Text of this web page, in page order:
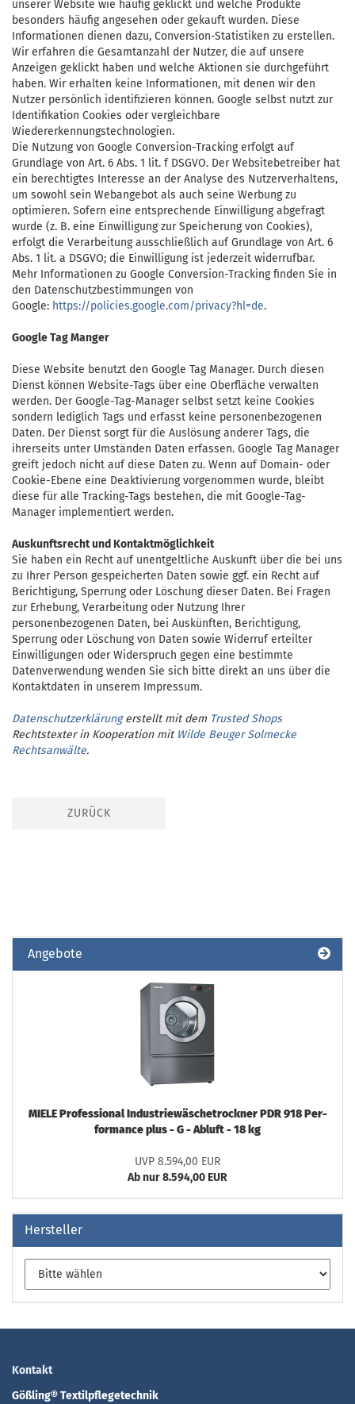
unserer Website wie häufig geklickt und welche Produkte
besonders häufig angesehen oder gekauft wurden. Diese
Informationen dienen dazu, Conversion-Statistiken zu erstellen.
Wir erfahren die Gesamtanzahl der Nutzer, die auf unsere
Anzeigen geklickt haben und welche Aktionen sie durchgeführt
haben. Wir erhalten keine Informationen, mit denen wir den
Nutzer persönlich identifizieren können. Google selbst nutzt zur
Identifikation Cookies oder vergleichbare
Wiedererkennungstechnologien.
Die Nutzung von Google Conversion-Tracking erfolgt auf
Grundlage von Art. 6 Abs. 1 lit. f DSGVO. Der Websitebetreiber hat
ein berechtigtes Interesse an der Analyse des Nutzerverhaltens,
um sowohl sein Webangebot als auch seine Werbung zu
optimieren. Sofern eine entsprechende Einwilligung abgefragt
wurde (z. B. eine Einwilligung zur Speicherung von Cookies),
erfolgt die Verarbeitung ausschließlich auf Grundlage von Art. 6
Abs. 1 lit. a DSGVO; die Einwilligung ist jederzeit widerrufbar.
Mehr Informationen zu Google Conversion-Tracking finden Sie in
den Datenschutzbestimmungen von
Google: https://policies.google.com/privacy?hl=de.
Google Tag Manger
Diese Website benutzt den Google Tag Manager. Durch diesen
Dienst können Website-Tags über eine Oberfläche verwalten
werden. Der Google-Tag-Manager selbst setzt keine Cookies
sondern lediglich Tags und erfasst keine personenbezogenen
Daten. Der Dienst sorgt für die Auslösung anderer Tags, die
ihrerseits unter Umständen Daten erfassen. Google Tag Manager
greift jedoch nicht auf diese Daten zu. Wenn auf Domain- oder
Cookie-Ebene eine Deaktivierung vorgenommen wurde, bleibt
diese für alle Tracking-Tags bestehen, die mit Google-Tag-
Manager implementiert werden.
Auskunftsrecht und Kontaktmöglichkeit
Sie haben ein Recht auf unentgeltliche Auskunft über die bei uns
zu Ihrer Person gespeicherten Daten sowie ggf. ein Recht auf
Berichtigung, Sperrung oder Löschung dieser Daten. Bei Fragen
zur Erhebung, Verarbeitung oder Nutzung Ihrer
personenbezogenen Daten, bei Auskünften, Berichtigung,
Sperrung oder Löschung von Daten sowie Widerruf erteilter
Einwilligungen oder Widerspruch gegen eine bestimmte
Datenverwendung wenden Sie sich bitte direkt an uns über die
Kontaktdaten in unserem Impressum.
Datenschutzerklärungerstellt mit dem Trusted Shops
Rechtstexter in Kooperation mit Wilde Beuger Solmecke
Rechtsanwälte.
ZURÜCK
Angebote
MIELE Pro­fes­sio­nal In­dus­trie­wä­sche­trock­ner PDR 918 Per­
for­mance plus - G - Ab­luft - 18 kg
UVP 8.594,00 EUR
Ab nur 8.594,00 EUR
Hersteller
Kontakt
Gößling® Textilpflegetechnik